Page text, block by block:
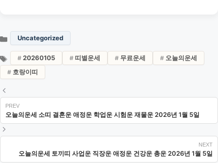
Uncategorized
20260105 띠별운세 무료운세
오늘의운세
호랑이띠
오늘의운세 소띠 결혼운 애정운 학업운 시험운 재물운 2026년 1월 5일
오늘의운세 토끼띠 사업운 직장운 애정운 건강운 총운 2026년 1월 5일